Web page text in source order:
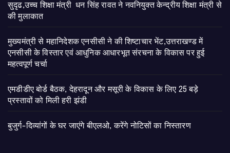
सुदृढ,उच्च शिक्षा मंत्री धन सिंह रावत ने नवनियुक्त केन्द्रीय शिक्षा मंत्री से
की मुलाकात
मुख्यमंत्री से महानिदेशक एनसीसी ने की शिष्टाचार भेंट,उत्तराखण्ड में
एनसीसी के विस्तार एवं आधुनिक आधारभूत संरचना के विकास पर हुई
महत्वपूर्ण चर्चा
एमडीडीए बोर्ड बैठक, देहरादून और मसूरी के विकास के लिए 25 बड़े
प्रस्तावों को मिली हरी झंडी
बुजुर्ग-दिव्यांगों के घर जाएंगे बीएलओ, करेंगे नोटिसों का निस्तारण